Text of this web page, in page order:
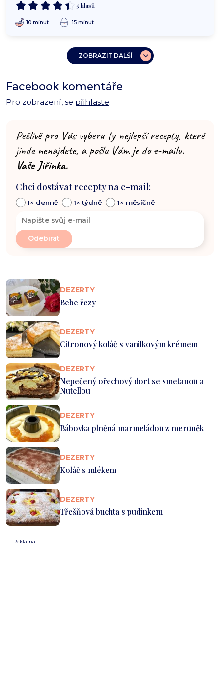
5 hlasů
10 minut 15 minut
ZOBRAZIT DALŠÍ
Facebook komentáře
Pro zobrazení, se přihlaste.
Pečlivě pro Vás vyberu ty nejlepší recepty, které
jinde nenajdete, a pošlu Vám je do e-mailu.
Vaše Jiřinka.
Chci dostávat recepty na e-mail:
1× denně 1× týdně 1× měsíčně
DEZERTY
Bebe řezy
DEZERTY
Citronový koláč s vanilkovým krémem
DEZERTY
Nepečený ořechový dort se smetanou a
Nutellou
DEZERTY
Bábovka plněná marmeládou z meruněk
DEZERTY
Koláč s mlékem
DEZERTY
Třešňová buchta s pudinkem
Reklama